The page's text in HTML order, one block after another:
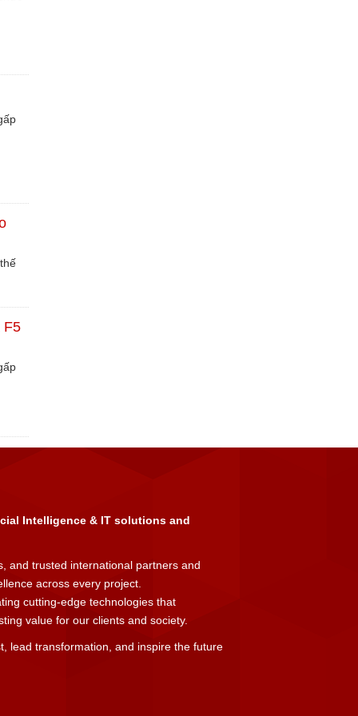
F5
Intelligence & IT solutions and
and trusted international partners and
across every project.
cutting-edge technologies that
value for our clients and society.
lead transformation, and inspire the future